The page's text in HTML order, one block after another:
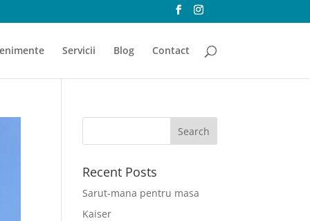
Servicii Blog Contact
Recent Posts
Sarut-mana pentru masa
Kaiser